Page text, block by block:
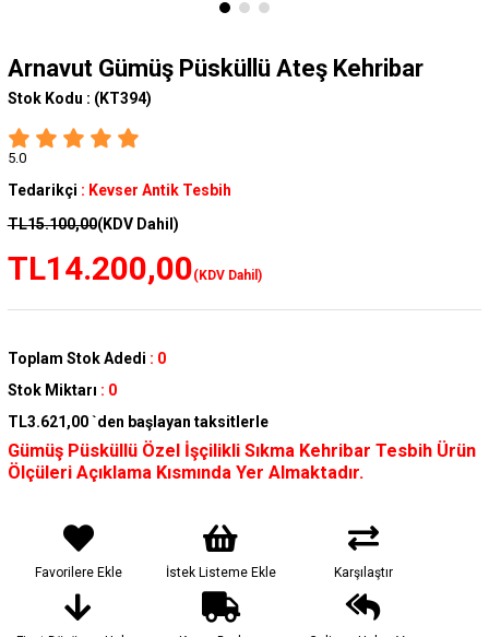
Arnavut Gümüş Püsküllü Ateş Kehribar
Stok Kodu : (KT394)
5.0
Tedarikçi : Kevser Antik Tesbih
TL15.100,00(KDV Dahil)
TL14.200,00(KDV Dahil)
Toplam Stok Adedi : 0
Stok Miktarı : 0
TL3.621,00 `den başlayan taksitlerle
Gümüş Püsküllü Özel İşçilikli Sıkma Kehribar Tesbih Ürün
Ölçüleri Açıklama Kısmında Yer Almaktadır.
Favorilere Ekle İstek Listeme Ekle Karşılaştır